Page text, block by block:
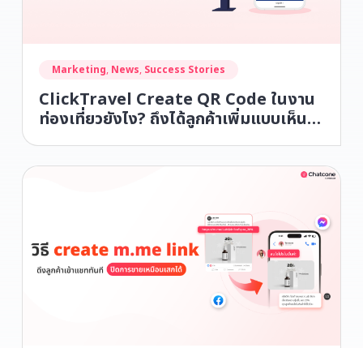
Marketing, News, Success Stories
ClickTravel Create QR Code ในงาน
ท่องเที่ยวยังไง? ถึงได้ลูกค้าเพิ่มแบบเห็น
ผลทันที